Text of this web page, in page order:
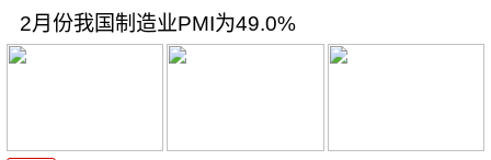
2月份我国制造业PMI为49.0%